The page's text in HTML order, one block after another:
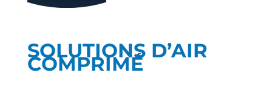
SOLUTIONS D’AIR
COMPRIMÉ